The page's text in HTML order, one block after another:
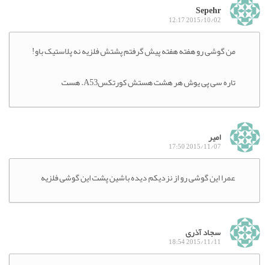
Sepehr
2015/10/02 12:17
من گوشی رو هفته هفته پیش گرفتم پشتش فلزیه نه پلاستیک باو!
تاره سی پی یوش هر هشت هستش کورتکسA53. هست
امیر
2015/11/07 17:50
عمرا این گوشی رو از نزدیکم دیده باشین پشت این گوشی فلزیه
سجاد آذری
2015/11/11 18:54